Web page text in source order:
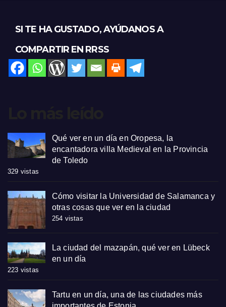
SI TE HA GUSTADO, AYÚDANOS A
COMPARTIR EN RRSS
Qué ver en un día en Oropesa, la
encantadora villa Medieval en la Provincia
de Toledo
329 vistas
Cómo visitar la Universidad de Salamanca y
otras cosas que ver en la ciudad
254 vistas
La ciudad del mazapán, qué ver en Lübeck
en un día
223 vistas
Tartu en un día, una de las ciudades más